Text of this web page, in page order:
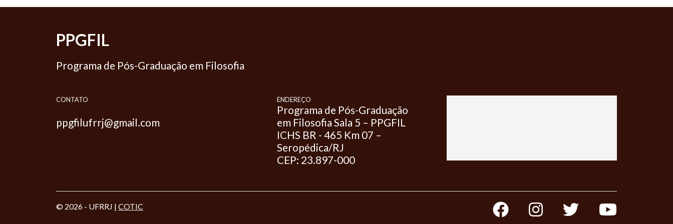
PPGFIL
Programa de Pós-Graduação em Filosofia
CONTATO
ppgfilufrrj@gmail.com
ENDEREÇO
Programa de Pós-Graduação
em Filosofia Sala 5 – PPGFIL
ICHS BR - 465 Km 07 –
Seropédica/RJ
CEP: 23.897-000
© 2026 - UFRRJ | COTIC